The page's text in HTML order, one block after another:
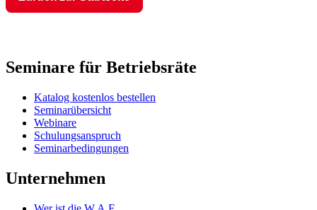
Seminare für Betriebsräte
Katalog kostenlos bestellen
Seminarübersicht
Webinare
Schulungsanspruch
Seminarbedingungen
Unternehmen